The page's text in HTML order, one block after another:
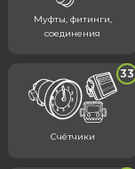
Муфты, фитинги,
соединения
Счётчики
33